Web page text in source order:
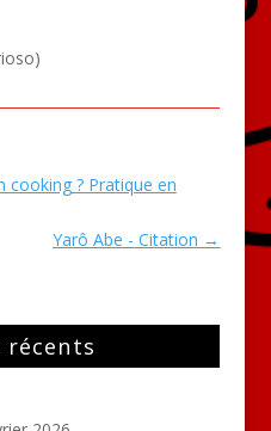
cooking ? Pratique en
Yarô Abe - Citation →